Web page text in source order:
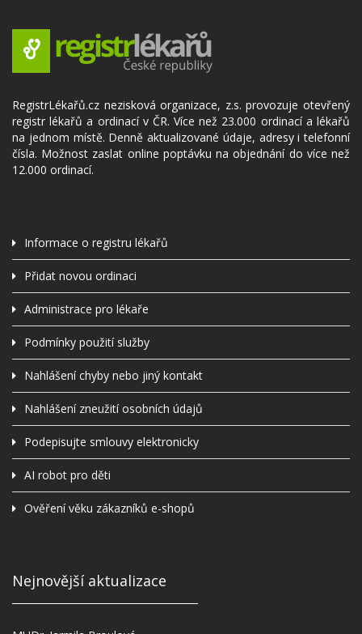
RegistrLékařů.cz nezisková organizace, z.s. provozuje otevřený
registr lékařů a ordinací v ČR. Více než 23.000 ordinací a lékařů
na jednom místě. Denně aktualizované údaje, adresy i telefonní
čísla. Možnost zaslat online poptávku na objednání do více než
12.000 ordinací.
Informace o registru lékařů
Přidat novou ordinaci
Administrace pro lékaře
Podmínky použití služby
Nahlášení chyby nebo jiný kontakt
Nahlášení zneužití osobních údajů
Podepisujte smlouvy elektronicky
AI robot pro děti
Ověření věku zákazníků e-shopů
Nejnovější aktualizace